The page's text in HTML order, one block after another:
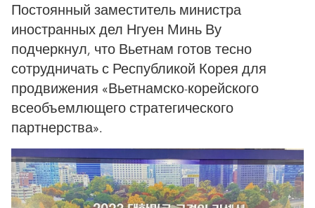
Постоянный заместитель министра
иностранных дел Нгуен Минь Ву
подчеркнул, что Вьетнам готов тесно
сотрудничать с Республикой Корея для
продвижения «Вьетнамско-корейского
всеобъемлющего стратегического
партнерства».